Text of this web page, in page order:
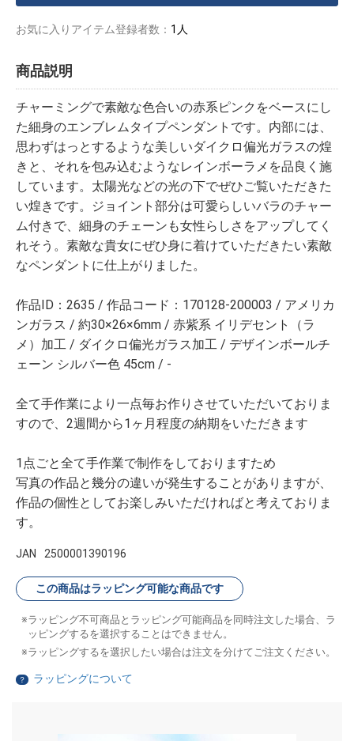
お気に入りアイテム登録者数： 1人
商品説明
チャーミングで素敵な色合いの赤系ピンクをベースにし
た細身のエンブレムタイプペンダントです。内部には、
思わずはっとするような美しいダイクロ偏光ガラスの煌
きと、それを包み込むようなレインボーラメを品良く施
しています。太陽光などの光の下でぜひご覧いただきた
い煌きです。ジョイント部分は可愛らしいバラのチャー
ム付きで、細身のチェーンも女性らしさをアップしてく
れそう。素敵な貴女にぜひ身に着けていただきたい素敵
なペンダントに仕上がりました。
作品ID：2635 / 作品コード：170128-200003 / アメリカ
ンガラス / 約30×26×6mm / 赤紫系 イリデセント（ラ
メ）加工 / ダイクロ偏光ガラス加工 / デザインボールチ
ェーン シルバー色 45cm / -
全て手作業により一点毎お作りさせていただいておりま
すので、2週間から1ヶ月程度の納期をいただきます
1点ごと全て手作業で制作をしておりますため
写真の作品と幾分の違いが発生することがありますが、
作品の個性としてお楽しみいただければと考えておりま
す。
JAN 2500001390196
この商品はラッピング可能な商品です
ラッピング不可商品とラッピング可能商品を同時注文した場合、ラ
ッピングするを選択することはできません。
ラッピングするを選択したい場合は注文を分けてご注文ください。
？ ラッピングについて